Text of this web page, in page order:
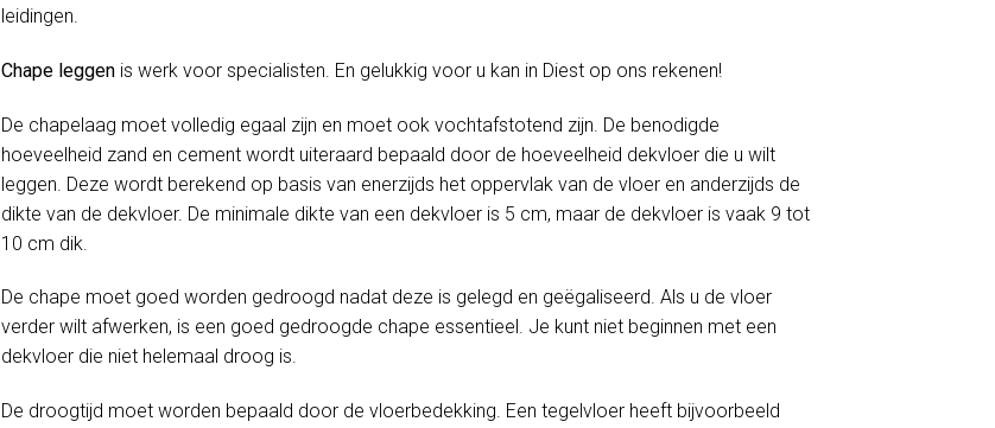
leidingen.
Chape leggen is werk voor specialisten. En gelukkig voor u kan in Diest op ons rekenen!
De chapelaag moet volledig egaal zijn en moet ook vochtafstotend zijn. De benodigde
hoeveelheid zand en cement wordt uiteraard bepaald door de hoeveelheid dekvloer die u wilt
leggen. Deze wordt berekend op basis van enerzijds het oppervlak van de vloer en anderzijds de
dikte van de dekvloer. De minimale dikte van een dekvloer is 5 cm, maar de dekvloer is vaak 9 tot
10 cm dik.
De chape moet goed worden gedroogd nadat deze is gelegd en geëgaliseerd. Als u de vloer
verder wilt afwerken, is een goed gedroogde chape essentieel. Je kunt niet beginnen met een
dekvloer die niet helemaal droog is.
De droogtijd moet worden bepaald door de vloerbedekking. Een tegelvloer heeft bijvoorbeeld